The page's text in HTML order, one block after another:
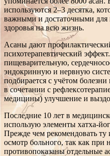
используются 2–3 десятка,
важными и достаточными для
здоровья на всю жизнь.
Асаны дают
психотерапевтический
пищеварительную,
эндокринную и нервную
подбирается с учётом
в сочетании с
медицины) улучшение и
Последние 10 лет в
использую элементы хатха-
Прежде чем рекомендовать
осмотр больного, так как при
противопоказаны отдельные